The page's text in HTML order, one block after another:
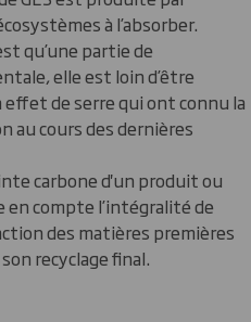
à l’absorber.
qu’une partie de
elle est loin d’être
effet de serre qui ont connu la
au cours des dernières
carbone d'un produit ou
compte l’intégralité de
des matières premières
recyclage final.